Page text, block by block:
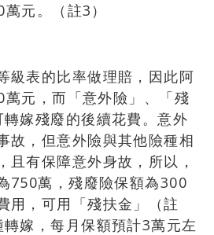
元。（註3）
級表的比率做理賠，因此阿
元，而「意外險」、「殘
嫁殘廢的後續花費。意外
故，但意外險與其他險種相
且有保障意外身故，所以，
750萬，殘廢險保額為300
用，可用「殘扶金」（註
嫁，每月保額預計3萬元左